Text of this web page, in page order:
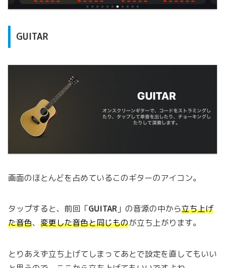
GUITAR
画面のほとんどを占めているこのギターのアイコン。
タップすると、前回「GUITAR 」の音源の中から立ち上げ
た音色、 変更した音色と同じものが立ち上がります。
とりあえず立ち上げてしまってあとで設定を直してもいい